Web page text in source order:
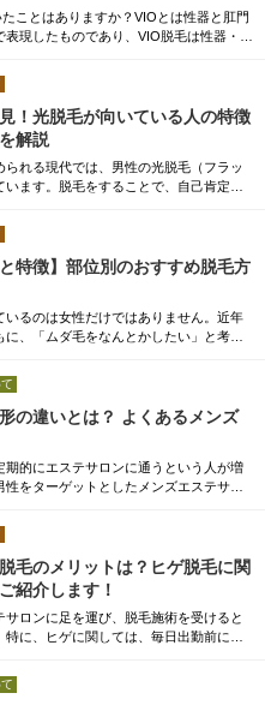
ことはありますか？VIOとは性器と肛門
現したものであり、VIO脱毛は性器・肛
、実は今、男性の間でもひそかに人気を
術を受けた男性に言わせれば、VIO脱毛は
稿では、男性にも浸透しつつあるVIO脱
術で...
！光脱毛が向いている人の特徴
解説
られる現代では、男性の光脱毛（フラッ
ます。脱毛をすることで、自己肯定感
めている女性は、毛深い男性に対して好
。そこで今回は、脱毛について悩んでい
毛について向いている人の特徴やメリッ
お伝えします。...
特徴】部位別のおすすめ脱毛方
いるのは女性だけではありません。近年
、「ムダ毛をなんとかしたい」と考え
。夕方になるにつれ徐々に伸びてくるひ
として自然な現象なので仕方のないこ
らしたいものですよね。ということで
るメンズ...
の違いとは？ よくあるメンズ
期的にエステサロンに通うという人が増
をターゲットとしたメンズエステサロ
があるものというイメージも強く、エス
を恥ずかしいと感じる人も少なくなかっ
では、男性の中にも「もっと外見を美し
のが実際のとこ...
毛のメリットは？ヒゲ脱毛に関
紹介します！
ロンに足を運び、脱毛施術を受けると
に、ヒゲに関しては、毎日出勤前に手
考える方は多いようです。ヒゲの濃い方
要になるため、一般的なヒゲの濃さの方